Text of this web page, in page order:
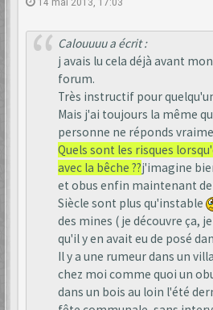
Calouuuu a écrit :
j avais lu cela déjà avant
forum.
Très instructif pour
Mais j'ai toujours la même
personne ne réponds
Quels sont les risques
avec la bêche ??j'imagine
et obus enfin maintenant
Siècle sont plus qu'instable
des mines ( je découvre ça,
qu'il y en avait eu de posé
Il y a une rumeur dans un
chez moi comme quoi un
dans un bois au loin l'été